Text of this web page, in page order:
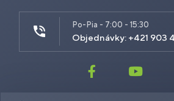
Po-Pia - 7:00 - 15:30
Objednávky: +421 903